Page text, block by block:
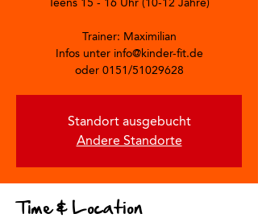
Teens 15 - 16 Uhr (10-12 Jahre)
Trainer: Maximilian
Infos unter info@kinder-fit.de
oder 0151/51029628
Standort ausgebucht
Andere Standorte
Time & Location